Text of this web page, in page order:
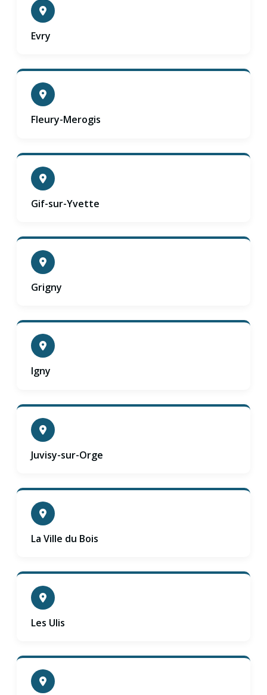
Evry
Fleury-Merogis
Gif-sur-Yvette
Grigny
Igny
Juvisy-sur-Orge
La Ville du Bois
Les Ulis